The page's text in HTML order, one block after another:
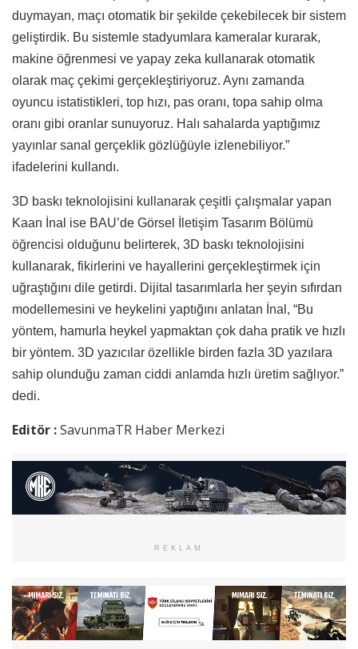
duymayan, maçı otomatik bir şekilde çekebilecek bir sistem
geliştirdik. Bu sistemle stadyumlara kameralar kurarak,
makine öğrenmesi ve yapay zeka kullanarak otomatik
olarak maç çekimi gerçekleştiriyoruz. Aynı zamanda
oyuncu istatistikleri, top hızı, pas oranı, topa sahip olma
oranı gibi oranlar sunuyoruz. Halı sahalarda yaptığımız
yayınlar sanal gerçeklik gözlüğüyle izlenebiliyor.”
ifadelerini kullandı.
3D baskı teknolojisini kullanarak çeşitli çalışmalar yapan
Kaan İnal ise BAU’de Görsel İletişim Tasarım Bölümü
öğrencisi olduğunu belirterek, 3D baskı teknolojisini
kullanarak, fikirlerini ve hayallerini gerçekleştirmek için
uğraştığını dile getirdi. Dijital tasarımlarla her şeyin sıfırdan
modellemesini ve heykelini yaptığını anlatan İnal, “Bu
yöntem, hamurla heykel yapmaktan çok daha pratik ve hızlı
bir yöntem. 3D yazıcılar özellikle birden fazla 3D yazılara
sahip olunduğu zaman ciddi anlamda hızlı üretim sağlıyor.”
dedi.
Editör :SavunmaTR Haber Merkezi
REKLAM